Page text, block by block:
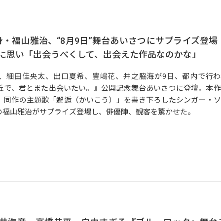
福山雅治、“8月9日”舞台あいさつにサプライズ登
思い「出会うべくして、出会えた作品なのかな」
田佳央太、出口夏希、豊嶋花、井之脇海が9日、都内で行
で、君とまた出会いたい。』公開記念舞台あいさつに登壇。本
同作の主題歌「邂逅（かいこう）」を書き下ろしたシンガー・
山雅治がサプライズ登場し、俳優陣、観客を驚かせた。